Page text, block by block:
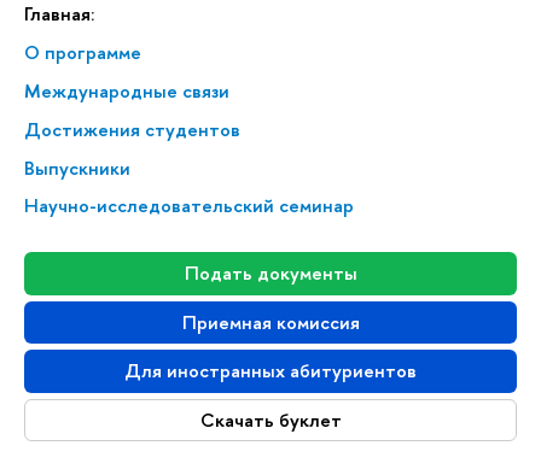
Главная:
О программе
Меж­ду­на­род­ные связи
Достижения студентов
Выпускники
Научно-исследовательский семинар
Подать документы
Приемная комиссия
Для иностранных абитуриентов
Скачать буклет